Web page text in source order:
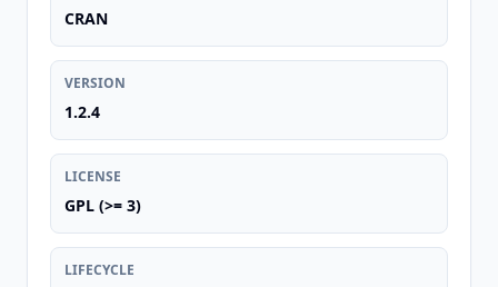
CRAN
VERSION
1.2.4
LICENSE
GPL (>= 3)
LIFECYCLE